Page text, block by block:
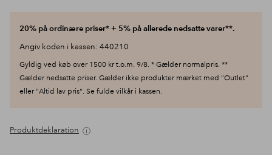
20% på ordinære priser* + 5% på allerede nedsatte varer**.
Angiv koden i kassen: 440210
Gyldig ved køb over 1500 kr t.o.m. 9/8. * Gælder normalpris. **
Gælder nedsatte priser. Gælder ikke produkter mærket med "Outlet"
eller "Altid lav pris". Se fulde vilkår i kassen.
Produktdeklaration